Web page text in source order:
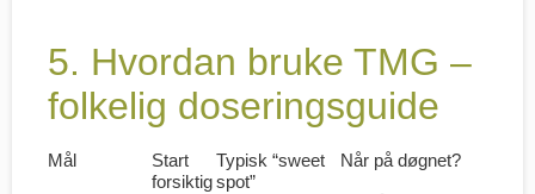
5. Hvordan bruke TMG –
folkelig doseringsguide
Mål
Start
forsiktig
Typisk “sweet
spot”
Når på døgnet?